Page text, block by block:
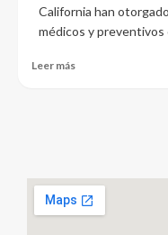
California han
médicos y preventivos
Leer más